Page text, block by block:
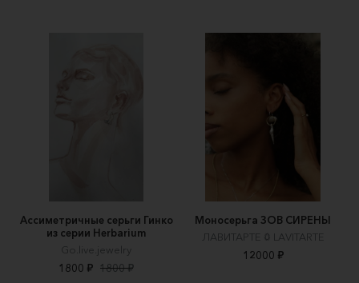
Ассиметричные серьги Гинко
из серии Herbarium
Go.live.jewelry
1800 ₽ 1800 ₽
Моносерьга ЗОВ СИРЕНЫ
ЛАВИТАРТЕ 𖤖 LAVITARTE
12000 ₽